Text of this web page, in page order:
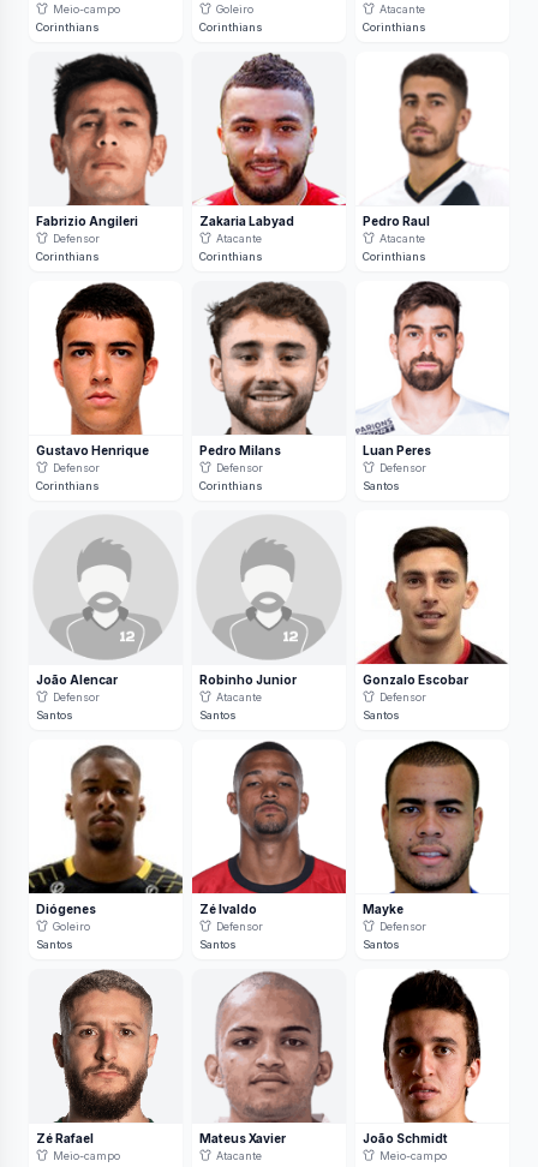
Meio-campo
Corinthians
Goleiro
Corinthians
Atacante
Corinthians
Fabrizio Angileri
Defensor
Corinthians
Zakaria Labyad
Atacante
Corinthians
Pedro Raul
Atacante
Corinthians
Gustavo Henrique
Defensor
Corinthians
Pedro Milans
Defensor
Corinthians
Luan Peres
Defensor
Santos
João Alencar
Defensor
Santos
Robinho Junior
Atacante
Santos
Gonzalo Escobar
Defensor
Santos
Diógenes
Goleiro
Santos
Zé Ivaldo
Defensor
Santos
Mayke
Defensor
Santos
Zé Rafael
Meio-campo
Mateus Xavier
Atacante
João Schmidt
Meio-campo